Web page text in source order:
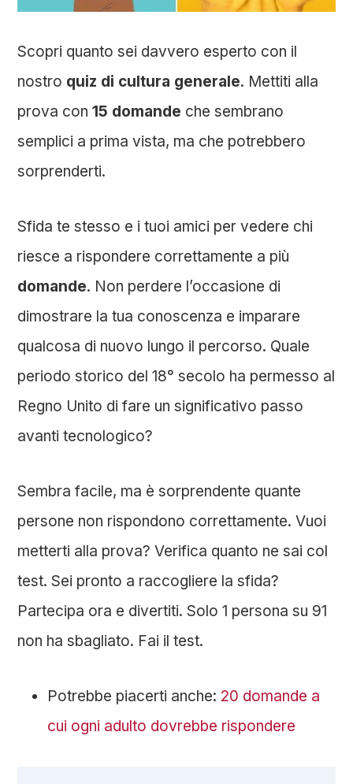
Scopri quanto sei davvero esperto con il
nostro quiz di cultura generale. Mettiti alla
prova con15 domande che sembrano
semplici a prima vista, ma che potrebbero
sorprenderti.
Sfida te stesso e i tuoi amici per vedere chi
riesce a rispondere correttamente a più
domande. Non perdere l’occasione di
dimostrare la tua conoscenza e imparare
qualcosa di nuovo lungo il percorso. Quale
periodo storico del 18° secolo ha permesso al
Regno Unito di fare un significativo passo
avanti tecnologico?
Sembra facile, ma è sorprendente quante
persone non rispondono correttamente. Vuoi
metterti alla prova? Verifica quanto ne sai col
test. Sei pronto a raccogliere la sfida?
Partecipa ora e divertiti. Solo 1 persona su 91
non ha sbagliato. Fai il test.
Potrebbe piacerti anche: 20 domande a
cui ogni adulto dovrebbe rispondere